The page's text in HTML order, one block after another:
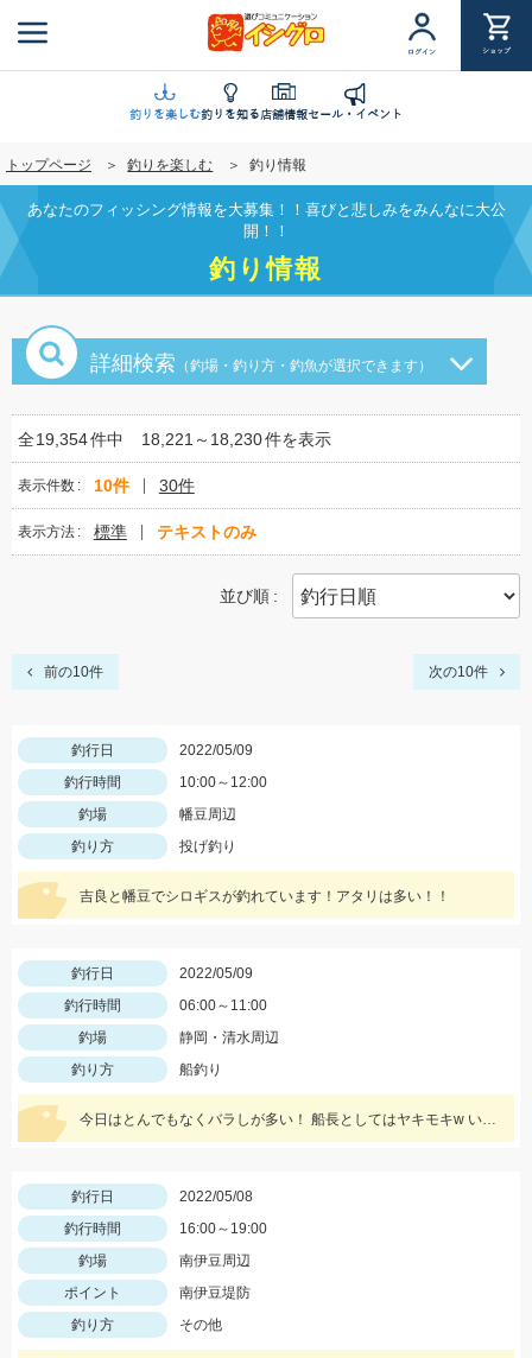
ン
に
移
動
ログイン ショップ
釣りを楽しむ釣りを知る店舗情報セール・イベント
トップページ 釣りを楽しむ 釣り情報
あなたのフィッシング情報を大募集！！喜びと悲しみをみんなに大公
開！！
釣り情報
詳細検索 （釣場・釣り方・釣魚が選択できます）
全19,354件中 18,221～18,230件を表示
表示件数 10件 30件
表示方法 標準 テキストのみ
並び順
前の10件 次の10件
釣行日
2022/05/09
釣行時間
10:00～12:00
釣場
幡豆周辺
釣り方
投げ釣り
吉良と幡豆でシロギスが釣れています！アタリは多い！！
釣行日
2022/05/09
釣行時間
06:00～11:00
釣場
静岡・清水周辺
釣り方
船釣り
今日はとんでもなくバラしが多い！ 船長としてはヤキモキw いっ時ハマった流しでバタバタタイム バラし20回以上！
釣行日
2022/05/08
釣行時間
16:00～19:00
釣場
南伊豆周辺
ポイント
南伊豆堤防
釣り方
その他